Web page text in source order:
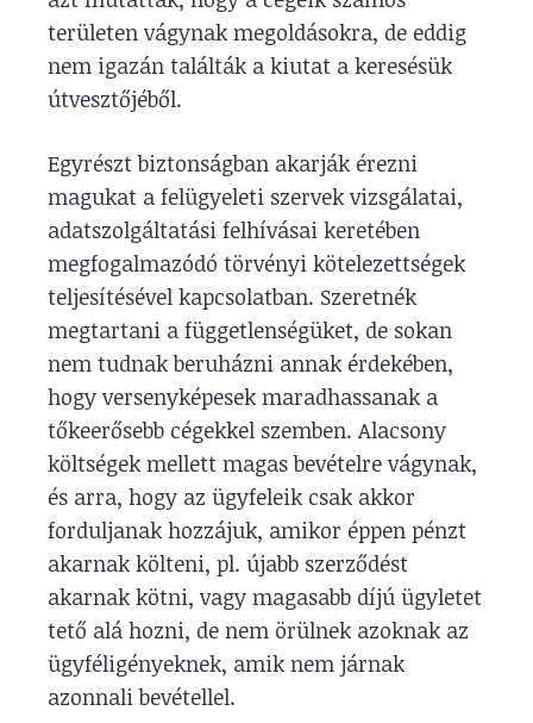
területen vágynak megoldásokra, de eddig
nem igazán találták a kiutat a keresésük
útvesztőjéből.
Egyrészt biztonságban akarják érezni
magukat a felügyeleti szervek vizsgálatai,
adatszolgáltatási felhívásai keretében
megfogalmazódó törvényi kötelezettségek
teljesítésével kapcsolatban. Szeretnék
megtartani a függetlenségüket, de sokan
nem tudnak beruházni annak érdekében,
hogy versenyképesek maradhassanak a
tőkeerősebb cégekkel szemben. Alacsony
költségek mellett magas bevételre vágynak,
és arra, hogy az ügyfeleik csak akkor
forduljanak hozzájuk, amikor éppen pénzt
akarnak költeni, pl. újabb szerződést
akarnak kötni, vagy magasabb díjú ügyletet
tető alá hozni, de nem örülnek azoknak az
ügyféligényeknek, amik nem járnak
azonnali bevétellel.